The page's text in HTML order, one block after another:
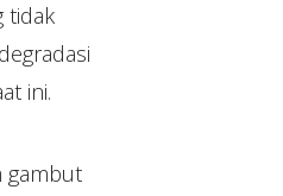
tidak
ini.
gambut